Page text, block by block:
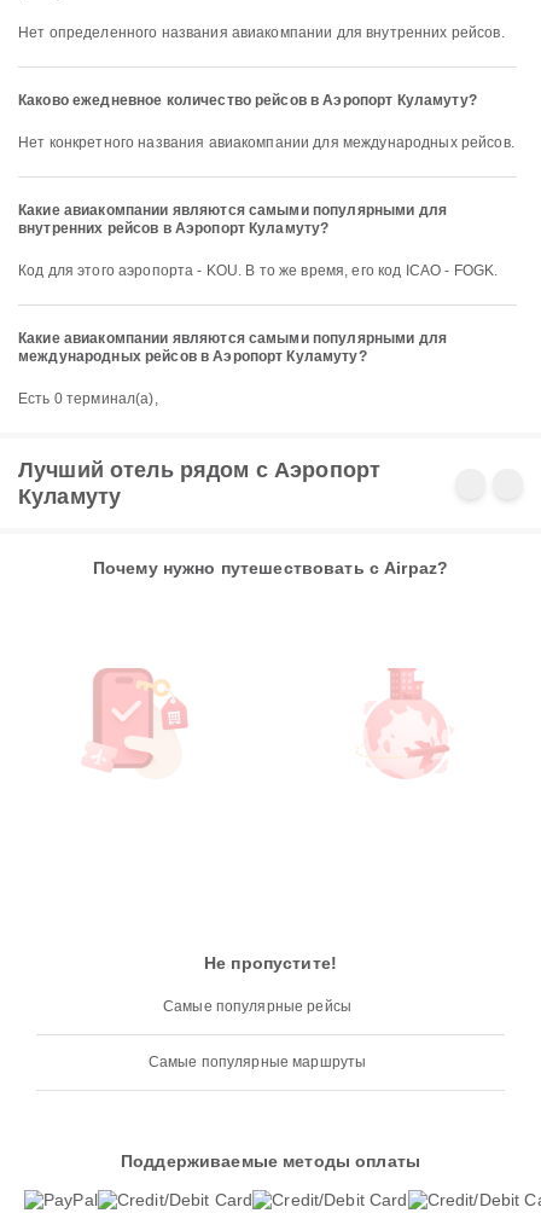
Нет определенного названия авиакомпании для внутренних рейсов.
Каково ежедневное количество рейсов в Аэропорт Куламуту?
Нет конкретного названия авиакомпании для международных рейсов.
Какие авиакомпании являются самыми популярными для
внутренних рейсов в Аэропорт Куламуту?
Код для этого аэропорта - KOU. В то же время, его код ICAO - FOGK.
Какие авиакомпании являются самыми популярными для
международных рейсов в Аэропорт Куламуту?
Есть 0 терминал(а),
Лучший отель рядом с Аэропорт
Куламуту
Почему нужно путешествовать с Airpaz?
Не пропустите!
Самые популярные рейсы
Самые популярные маршруты
Поддерживаемые методы оплаты